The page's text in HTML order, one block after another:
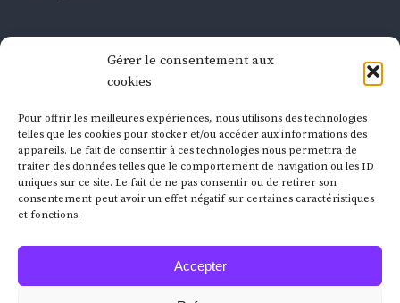
Gérer le consentement aux
cookies
Pour offrir les meilleures expériences, nous utilisons des technologies
telles que les cookies pour stocker et/ou accéder aux informations des
appareils. Le fait de consentir à ces technologies nous permettra de
traiter des données telles que le comportement de navigation ou les ID
uniques sur ce site. Le fait de ne pas consentir ou de retirer son
consentement peut avoir un effet négatif sur certaines caractéristiques
et fonctions.
Accepter
360, rue Notre-Dame Ouest
Bureau 301
Montréal (Québec) H2Y 1T9
514 868-2066
info@ambioner.com